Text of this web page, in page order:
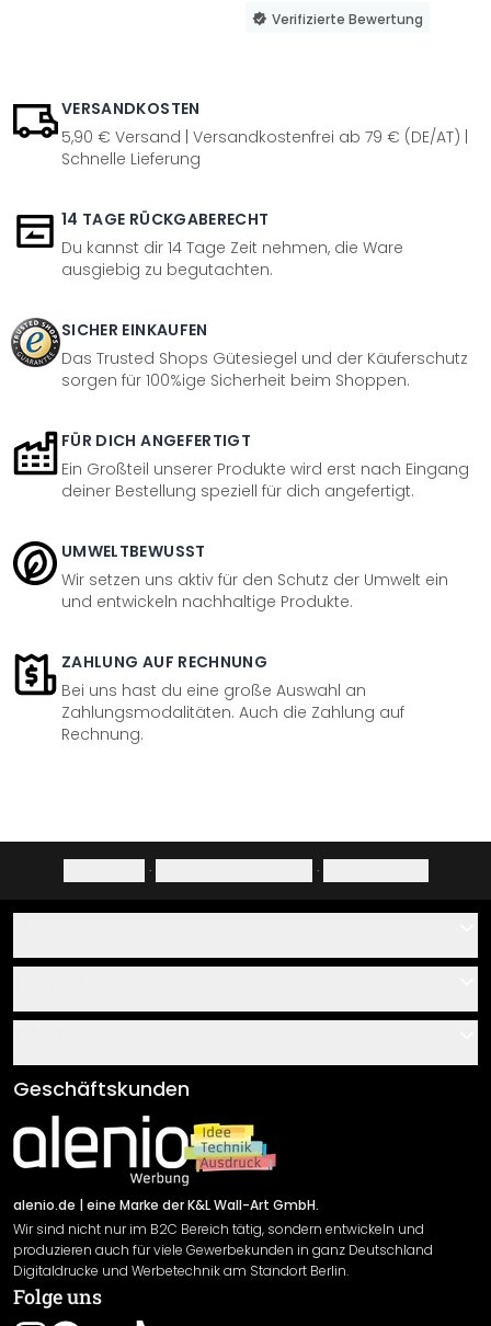
Verifizierte Bewertung
VERSANDKOSTEN
5,90 € Versand | Versandkostenfrei ab 79 € (DE/AT) |
Schnelle Lieferung
14 TAGE RÜCKGABERECHT
Du kannst dir 14 Tage Zeit nehmen, die Ware
ausgiebig zu begutachten.
SICHER EINKAUFEN
Das Trusted Shops Gütesiegel und der Käuferschutz
sorgen für 100%ige Sicherheit beim Shoppen.
FÜR DICH ANGEFERTIGT
Ein Großteil unserer Produkte wird erst nach Eingang
deiner Bestellung speziell für dich angefertigt.
UMWELTBEWUSST
Wir setzen uns aktiv für den Schutz der Umwelt ein
und entwickeln nachhaltige Produkte.
ZAHLUNG AUF RECHNUNG
Bei uns hast du eine große Auswahl an
Zahlungsmodalitäten. Auch die Zahlung auf
Rechnung.
· ·
Über uns
Klebe- und Montageanleitungen
Newsletter An-/Abmeldung
Sendungsverfolgung
AGB
Impressum
Versand & Zahlung
Rücksendung
Widerrufsrecht
Datenschutzerklärung
Gewährleistung
Geschäftskunden
alenio.de | eine Marke der K&L Wall-Art GmbH.
Wir sind nicht nur im B2C Bereich tätig, sondern entwickeln und
produzieren auch für viele Gewerbekunden in ganz Deutschland
Digitaldrucke und Werbetechnik am Standort Berlin.
Folge uns